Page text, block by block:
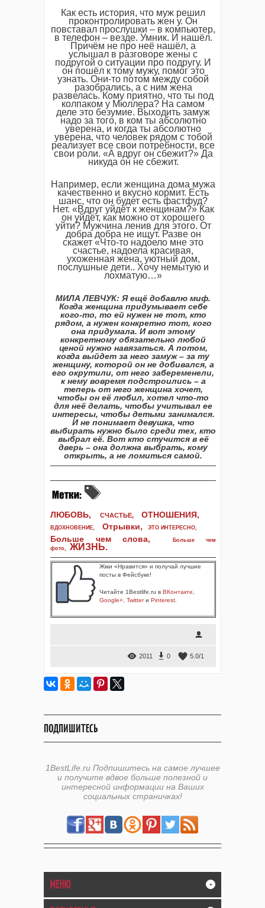
Как есть история, что муж решил
проконтролировать жен у. Он
повставал прослушки – в компьютер,
в телефон – везде. Умник. И нашёл.
Причём не про неё нашёл, а
услышал в разговоре жены с
подругой о ситуации про подругу. И
он пошёл к тому мужу, помог это
узнать. Они-то потом между собой
разобрались, а с ним жена
развелась. Кому приятно, что ты под
колпаком у Мюллера? На самом
деле это безумие. Выходить замуж
надо за того, в ком ты абсолютно
уверена, и когда ты абсолютно
уверена, что человек рядом с тобой
реализует все свои потребности, все
свои роли. «А вдруг он сбежит?» Да
никуда он не сбежит.
Например, если женщина дома мужа
качественно и вкусно кормит. Есть
шанс, что он будет есть фастфуд?
Нет. «Вдруг уйдёт к женщинам?» Как
он уйдёт, как можно от хорошего
уйти? Мужчина ленив для этого. От
добра добра не ищут. Разве он
скажет «Что-то надоело мне это
счастье, надоела красивая,
ухоженная жена, уютный дом,
послушные дети.. Хочу немытую и
лохматую…»
МИЛА ЛЕВЧУК: Я ещё добавлю миф.
Когда женщина придумывает себе
кого-то, то ей нужен не тот, кто
рядом, а нужен конкретно тот, кого
она придумала. И вот этому
конкретному обязательно любой
ценой нужно навязаться. А потом,
когда выйдет за него замуж – за ту
женщину, которой он не добивался, а
его окрутили, от него забеременели,
к нему вовремя подстроились – а
теперь от него женщина хочет,
чтобы он её любил, хотел что-то
для неё делать, чтобы учитывал ее
интересы, чтобы детьми занимался.
И не понимает девушка, что
выбирать нужно было среди тех, кто
выбрал её. Вот кто стучится в её
дверь – она должна выбрать, кому
открыть, а не ломиться самой.
ЛЮБОВЬ, СЧАСТЬЕ, ОТНОШЕНИЯ,
ВДОХНОВЕНИЕ, Отрывки, ЭТО ИНТЕРЕСНО,
Больше чем слова,
Больше чем
фото, ЖИЗНЬ.
Жми «Нравится» и получай лучшие
посты в Фейсбуке!
Читайте 1Bestlife.ru в ВКонтакте
Google+ Twitterи Pinterest
2011 0 5.0/1
ПОДПИШИТЕСЬ
1BestLife.ru Подпишитесь на самое лучшее
и получите вдвое больше полезной и
интересной информации на Ваших
социальных страничках!
МЕНЮ +